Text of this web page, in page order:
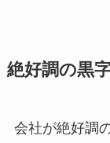
絶好調の黒
会社が絶好調